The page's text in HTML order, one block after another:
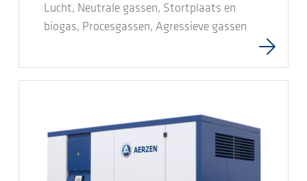
Lucht, Neutrale gassen, Stortplaats en
biogas, Procesgassen, Agressieve gassen